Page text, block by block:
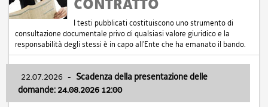
CONTRATTO
I testi pubblicati costituiscono uno strumento di
consultazione documentale privo di qualsiasi valore giuridico e la
responsabilità degli stessi è in capo all'Ente che ha emanato il bando.
22.07.2026 - Scadenza della presentazione delle
domande: 24.08.2026 12:00